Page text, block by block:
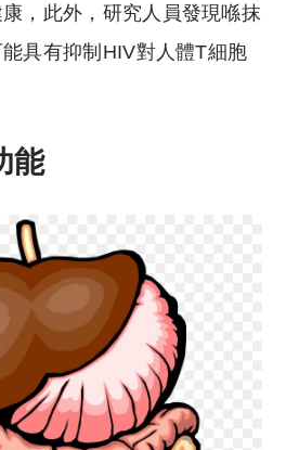
，此外，研究人員發現喺抹
具有抑制HIV對人體T細胞
能